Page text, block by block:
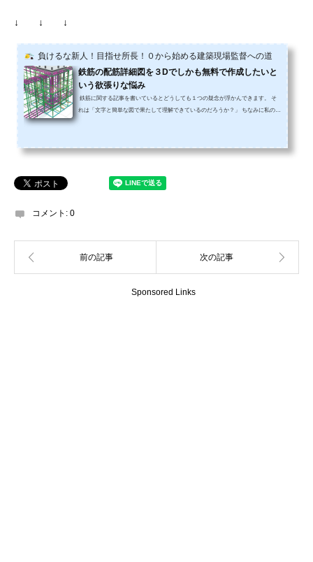
↓ ↓ ↓
負けるな新人！目指せ所長！０から始める建築現場監督への道
鉄筋の配筋詳細図を３Dでしかも無料で作成したいと
いう欲張りな悩み
鉄筋に関する記事を書いているとどうしても１つの疑念が浮かんできます。 そ
れは「文字と簡単な図で果たして理解できているのだろうか？」 ちなみに私のブ
コメント: 0
Sponsored Links